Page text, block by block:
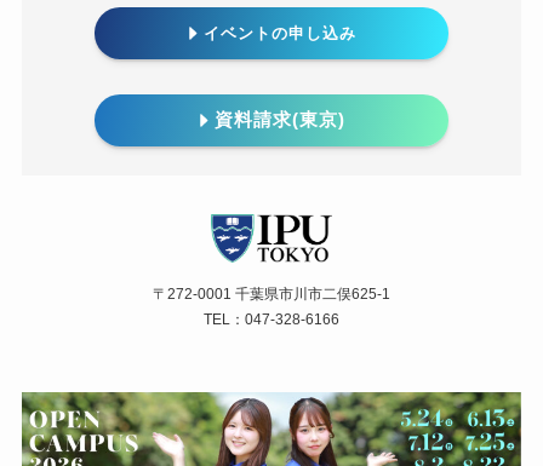
イベントの申し込み
資料請求(東京)
〒272-0001 千葉県市川市二俣625-1
TEL：047-328-6166
訪問者別メニュー